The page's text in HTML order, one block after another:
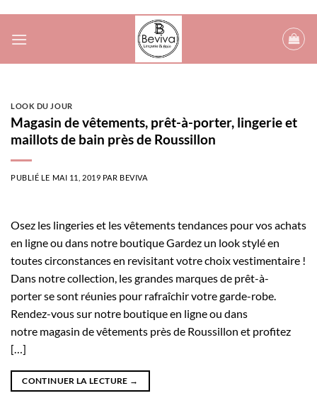
contenu
LOOK DU JOUR
Magasin de vêtements, prêt-à-porter, lingerie et
maillots de bain près de Roussillon
PUBLIÉ LE MAI 11, 2019 PAR BEVIVA
Osez les lingeries et les vêtements tendances pour vos achats
en ligne ou dans notre boutique Gardez un look stylé en
toutes circonstances en revisitant votre choix vestimentaire !
Dans notre collection, les grandes marques de prêt-à-
porter se sont réunies pour rafraîchir votre garde-robe.
Rendez-vous sur notre boutique en ligne ou dans
notre magasin de vêtements près de Roussillon et profitez
[…]
CONTINUER LA LECTURE →